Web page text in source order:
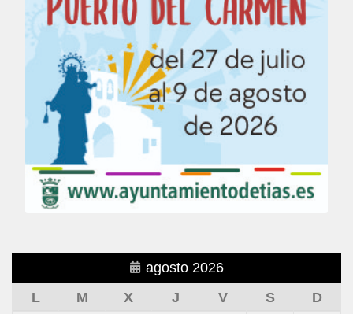
agosto 2026
L
M X J V S
D